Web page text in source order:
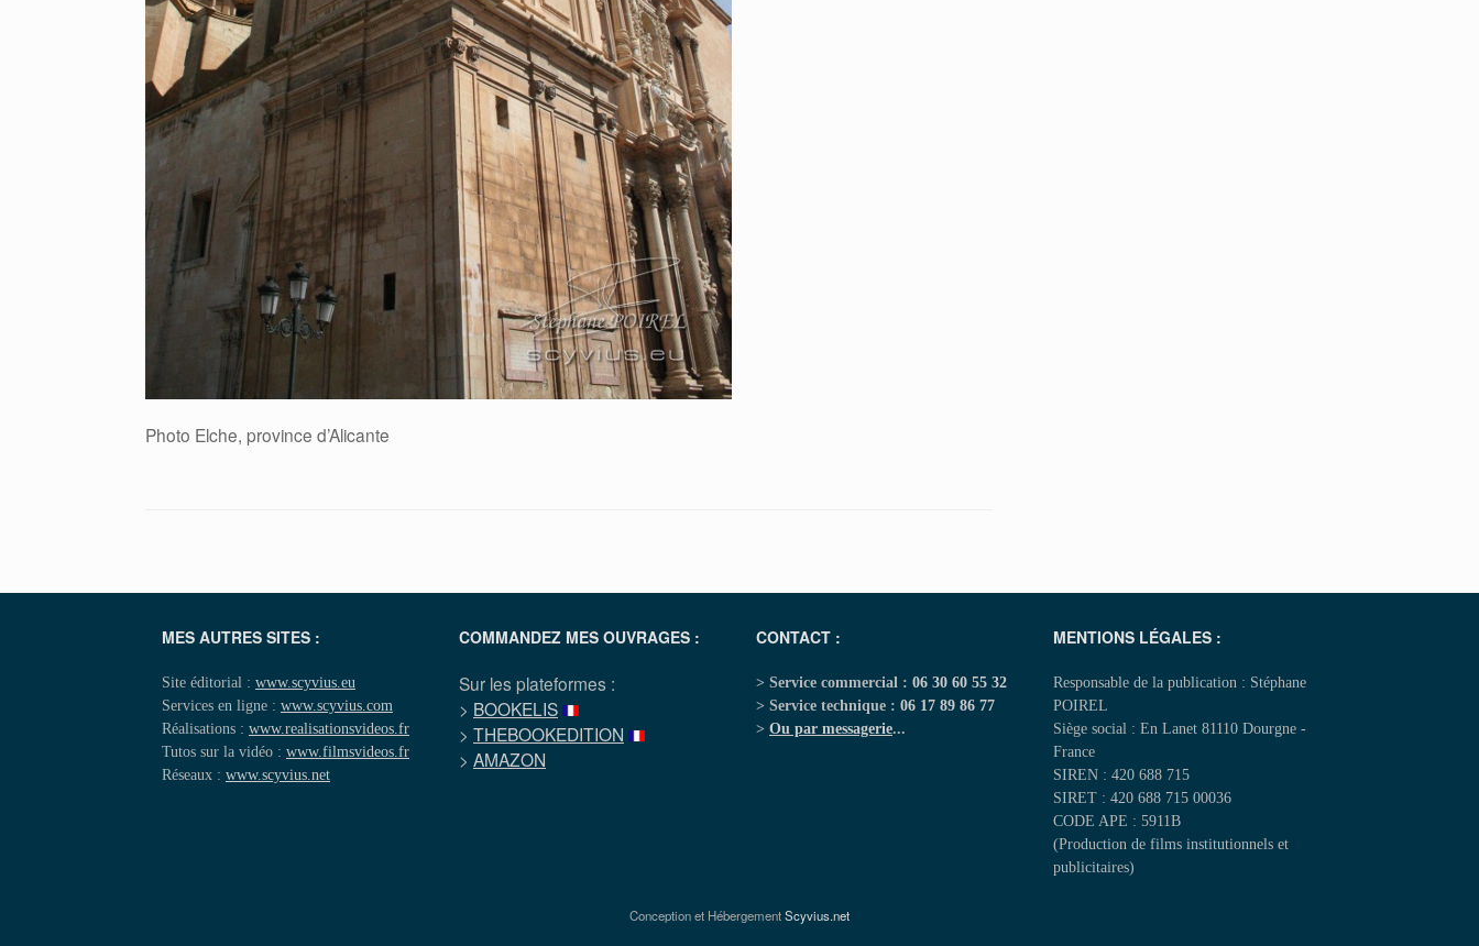
Photo Elche, province d’Alicante
MES AUTRES SITES :
Site éditorial : www.scyvius.eu
Services en ligne : www.scyvius.com
Réalisations : www.realisationsvideos.fr
Tutos sur la vidéo : www.filmsvideos.fr
Réseaux : www.scyvius.net
COMMANDEZ MES OUVRAGES :
Sur les plateformes :
> BOOKELIS
> THEBOOKEDITION
> AMAZON
CONTACT :
> Service commercial : 06 30 60 55 32
> Service technique : 06 17 89 86 77
> Ou par messagerie...
MENTIONS LÉGALES :
Responsable de la publication : Stéphane
POIREL
Siège social : En Lanet 81110 Dourgne -
France
SIREN : 420 688 715
SIRET : 420 688 715 00036
CODE APE : 5911B
(Production de films institutionnels et
publicitaires)
Conception et HébergementScyvius.net